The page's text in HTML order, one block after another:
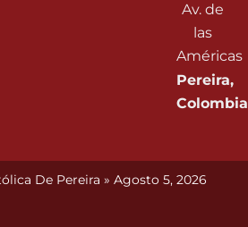
Av. de
las
Américas
Pereira,
Colombia
De Pereira » Agosto 5, 2026